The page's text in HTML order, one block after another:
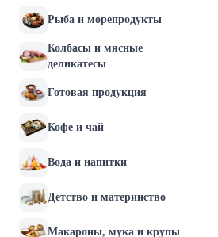
Рыба и морепродукты
Колбасы и мясные
деликатесы
Готовая продукция
Кофе и чай
Вода и напитки
Детство и материнство
Макароны, мука и крупы